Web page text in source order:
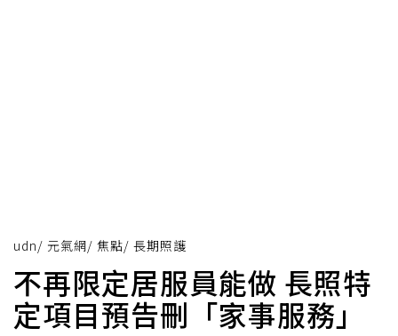
udn/ 元氣網/ 焦點/ 長期照護
不再限定居服員能做 長照特
定項目預告刪「家事服務」